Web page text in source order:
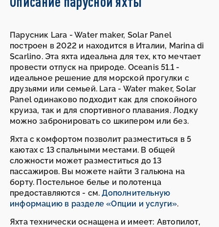
Парусник Lara - Water maker, Solar Panel
построен в 2022 и находится в Италии, Marina di
Scarlino. Эта яхта идеальна для тех, кто мечтает
провести отпуск на природе. Oceanis 51.1 -
идеальное решение для морской прогулки с
друзьями или семьей. Lara - Water maker, Solar
Panel одинаково подходит как для спокойного
круиза, так и для спортивного плавания. Лодку
можно забронировать со шкипером или без.
Яхта с комфортом позволит разместиться в 5
каютах с 13 спальными местами. В общей
сложности может разместиться до 13
пассажиров. Вы можете найти 3 гальюна на
борту. Постельное белье и полотенца
предоставляются - см.Дополнительную
информацию в разделе «Опции и услуги».
Яхта технически оснащена и имеет: Автопилот,